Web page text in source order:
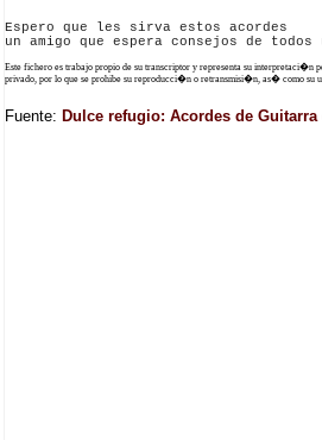
Espero que les sirva estos acordes
Este fichero es trabajo propio de su transcriptor y representa su
privado, por lo que se prohibe su reproducci�n o retransmisi�n, as� como su
Fuente: Dulce refugio: Acordes de Guitarra